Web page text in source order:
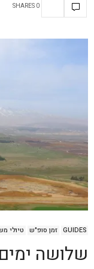
0 SHARES
GUIDES זמן סופ"ש טיולי
שלושה